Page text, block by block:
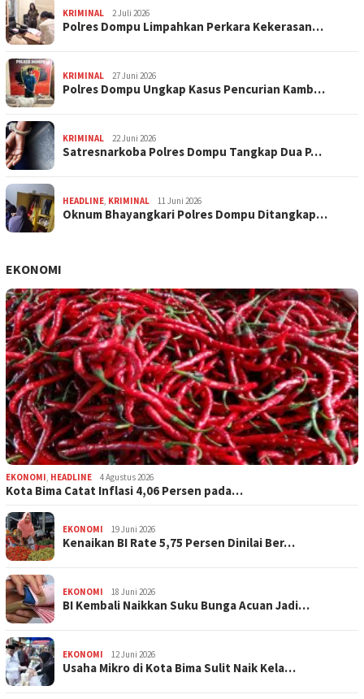
KRIMINAL 2 Juli 2026
Polres Dompu Limpahkan Perkara Kekerasan…
KRIMINAL 27 Juni 2026
Polres Dompu Ungkap Kasus Pencurian Kamb…
KRIMINAL 22 Juni 2026
Satresnarkoba Polres Dompu Tangkap Dua P…
HEADLINE, KRIMINAL 11 Juni 2026
Oknum Bhayangkari Polres Dompu Ditangkap…
EKONOMI
EKONOMI, HEADLINE 4 Agustus 2026
Kota Bima Catat Inflasi 4,06 Persen pada…
EKONOMI 19 Juni 2026
Kenaikan BI Rate 5,75 Persen Dinilai Ber…
EKONOMI 18 Juni 2026
BI Kembali Naikkan Suku Bunga Acuan Jadi…
EKONOMI 12 Juni 2026
Usaha Mikro di Kota Bima Sulit Naik Kela…